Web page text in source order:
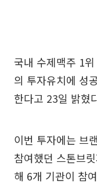
국내 수제맥주 1
의 투자유치에 성
한다고 23일 밝혔
이번 투자에는 브
참여했던 스톤브
해 6개 기관이 참